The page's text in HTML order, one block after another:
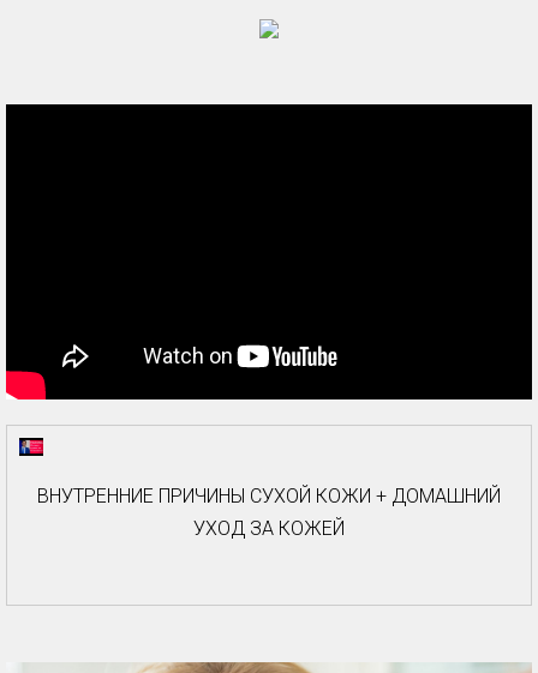
ВНУТРЕННИЕ ПРИЧИНЫ СУХОЙ КОЖИ + ДОМАШНИЙ
УХОД ЗА КОЖЕЙ